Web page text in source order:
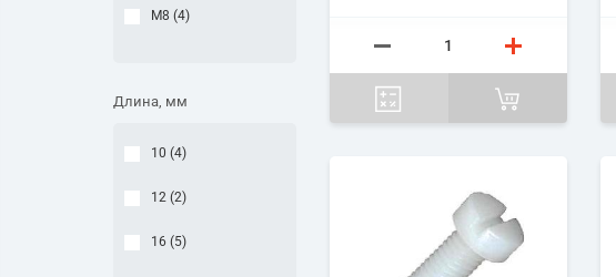
М8 (4)
Длина, мм
10 (4)
12 (2)
16 (5)